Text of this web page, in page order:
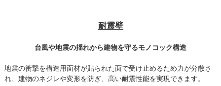
耐震壁
台風や地震の揺れから建物を守るモノコック構造
地震の衝撃を構造用面材が貼られた面で受け止めるため力が分散さ
れ、建物のネジレや変形を防ぎ、高い耐震性能を実現できます。